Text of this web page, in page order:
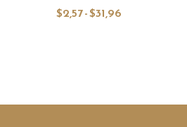
$2,57-$31,96